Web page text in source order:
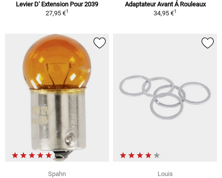
Levier D' Extension Pour 2039
27,95 €1
Adaptateur Avant Á Rouleaux
34,95 €1
Spahn
Louis